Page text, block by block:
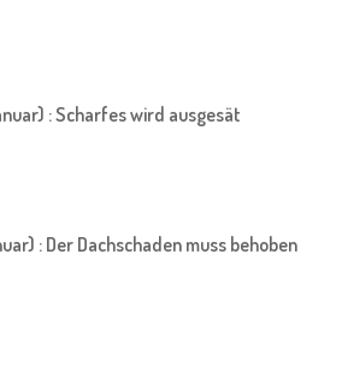
: Scharfes wird ausgesät
: Der Dachschaden muss behoben